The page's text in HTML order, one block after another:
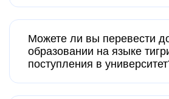
Можете ли вы перевести
образовании на языке
поступления в